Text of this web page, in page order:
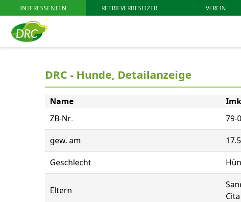
INTERESSENTEN RETRIEVERBESITZER VEREIN
DRC - Hunde, Detailanzeige
Name
ZB-Nr. 79-
gew. am
Geschlecht
Eltern